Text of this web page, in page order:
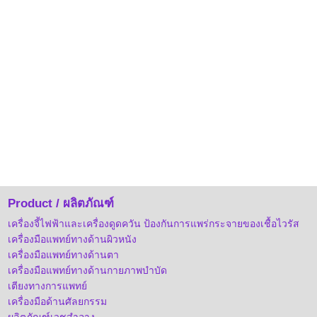
Product / ผลิตภัณฑ์
เครื่องจี้ไฟฟ้าและเครื่องดูดควัน ป้องกันการแพร่กระจายของเชื้อไวรัส
เครื่องมือแพทย์ทางด้านผิวหนัง
เครื่องมือแพทย์ทางด้านตา
เครื่องมือแพทย์ทางด้านกายภาพบำบัด
เตียงทางการแพทย์
เครื่องมือด้านศัลยกรรม